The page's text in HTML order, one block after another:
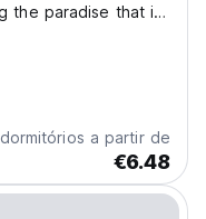
the paradise that is
Crossing, we
for travelers
dormitórios a partir de
€6.48